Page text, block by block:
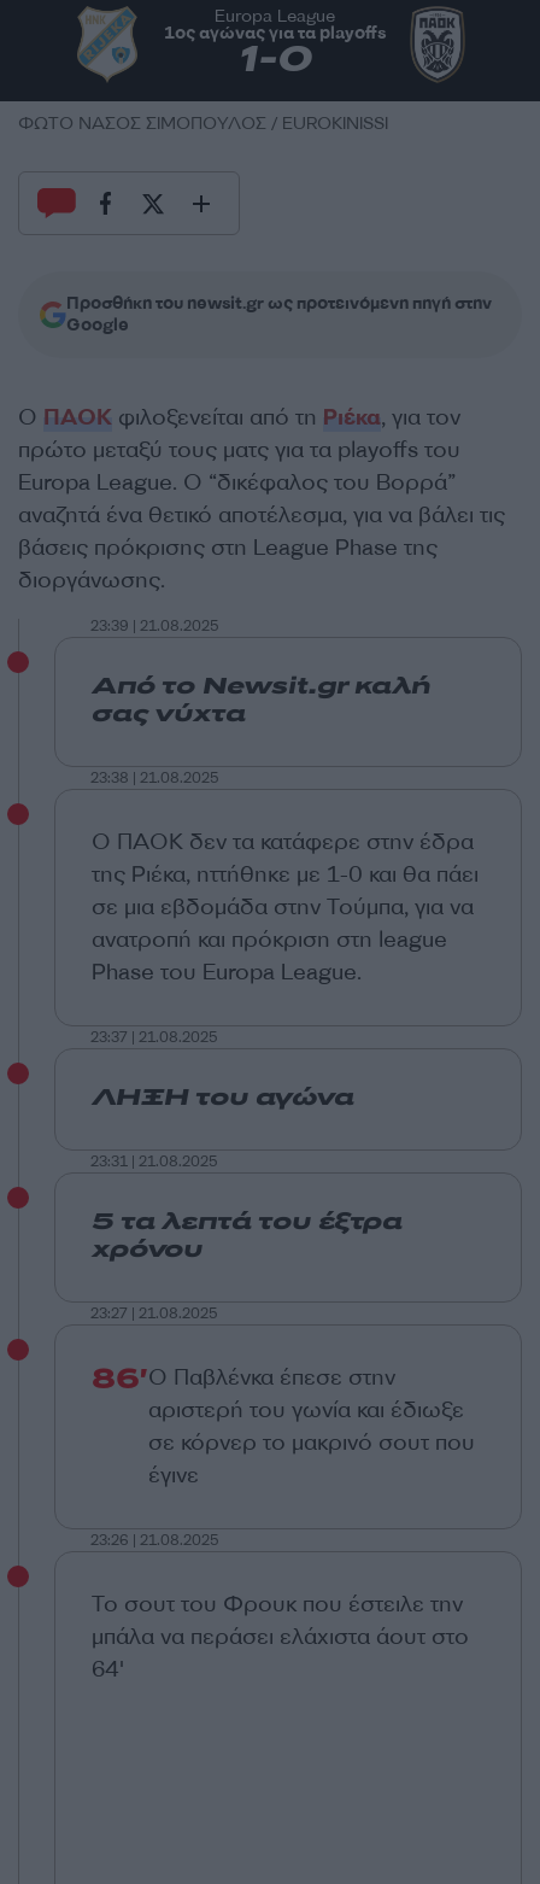
Europa League
1ος αγώνας για τα playoffs
1-0
ΦΩΤΟ ΝΑΣΟΣ ΣΙΜΟΠΟΥΛΟΣ / EUROKINISSI
Προσθήκη του newsit.gr ως προτεινόμενη πηγή στην
Google
Ο ΠΑΟΚ φιλοξενείται από τη Ριέκα, για τον
πρώτο μεταξύ τους ματς για τα playoffs του
Europa League. Ο “δικέφαλος του Βορρά”
αναζητά ένα θετικό αποτέλεσμα, για να βάλει τις
βάσεις πρόκρισης στη League Phase της
διοργάνωσης.
23:39 | 21.08.2025
Από το Newsit.gr καλή
σας νύχτα
23:38 | 21.08.2025
Ο ΠΑΟΚ δεν τα κατάφερε στην έδρα
της Ριέκα, ηττήθηκε με 1-0 και θα πάει
σε μια εβδομάδα στην Τούμπα, για να
ανατροπή και πρόκριση στη league
Phase του Europa League.
23:37 | 21.08.2025
ΛΗΞΗ του αγώνα
23:31 | 21.08.2025
5 τα λεπτά του έξτρα
χρόνου
23:27 | 21.08.2025
86'Ο Παβλένκα έπεσε στην
αριστερή του γωνία και έδιωξε
σε κόρνερ το μακρινό σουτ που
έγινε
23:26 | 21.08.2025
Το σουτ του Φρουκ που έστειλε την
μπάλα να περάσει ελάχιστα άουτ στο
64'